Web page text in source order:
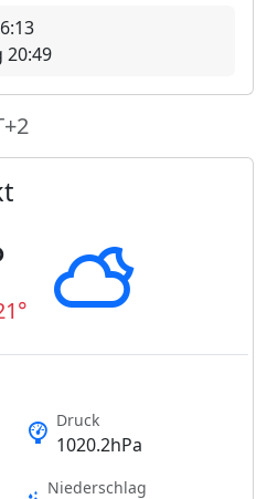
Druck
1020.2hPa
Niederschlag